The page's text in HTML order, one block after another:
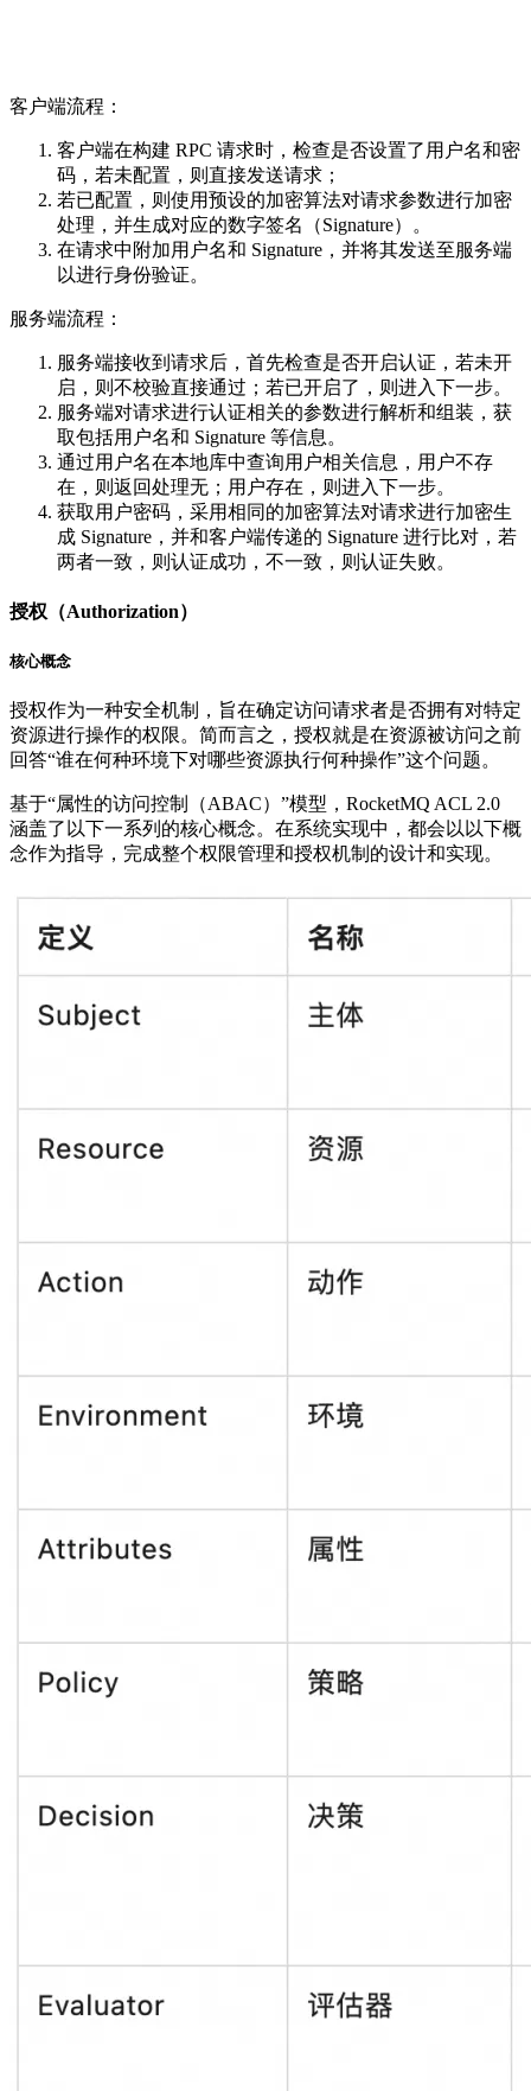
客户端流程：
客户端在构建 RPC 请求时，检查是否设置了用户名和密
码，若未配置，则直接发送请求；
若已配置，则使用预设的加密算法对请求参数进行加密
处理，并生成对应的数字签名（Signature）。
在请求中附加用户名和 Signature，并将其发送至服务端
以进行身份验证。
服务端流程：
服务端接收到请求后，首先检查是否开启认证，若未开
启，则不校验直接通过；若已开启了，则进入下一步。
服务端对请求进行认证相关的参数进行解析和组装，获
取包括用户名和 Signature 等信息。
通过用户名在本地库中查询用户相关信息，用户不存
在，则返回处理无；用户存在，则进入下一步。
获取用户密码，采用相同的加密算法对请求进行加密生
成 Signature，并和客户端传递的 Signature 进行比对，若
两者一致，则认证成功，不一致，则认证失败。
授权（Authorization）
核心概念
授权作为一种安全机制，旨在确定访问请求者是否拥有对特定
资源进行操作的权限。简而言之，授权就是在资源被访问之前
回答“谁在何种环境下对哪些资源执行何种操作”这个问题。
基于“属性的访问控制（ABAC）”模型，RocketMQ ACL 2.0
涵盖了以下一系列的核心概念。在系统实现中，都会以以下概
念作为指导，完成整个权限管理和授权机制的设计和实现。